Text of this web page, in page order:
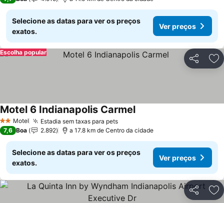
Selecione as datas para ver os preços
exatos.
Ver preços
Partilhar
Escolha popular
2 Estrelas
Motel Estadia sem taxas para pets
Motel 6 Indianapolis Carmel
7,6 Boa 2.892 a 17.8 km de Centro da cidade
Selecione as datas para ver os preços
exatos.
Ver preços
Partilhar